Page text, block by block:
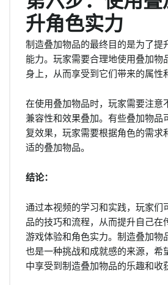
升角色实力
制造叠加物品的最终目的是为了提
能力。玩家需要合理地使用叠加物
身上，从而享受到它们带来的属性
在使用叠加物品时，玩家需要注意
兼容性和效果叠加。有些叠加物品
复效果，玩家需要根据角色的需求
适的叠加物品。
结论：
通过本视频的学习和实践，玩家们
品的技巧和流程，从而提升自己在
游戏体验和角色实力。制造叠加物
也是一种挑战和成就感的来源，希
中享受到制造叠加物品的乐趣和收